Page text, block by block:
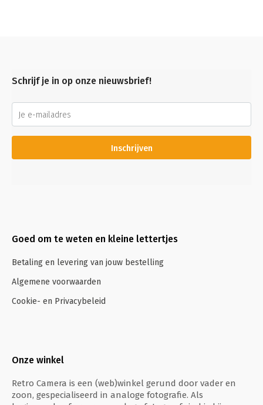
Schrijf je in op onze nieuwsbrief!
Inschrijven
Goed om te weten en kleine lettertjes
Betaling en levering van jouw bestelling
Algemene voorwaarden
Cookie- en Privacybeleid
Onze winkel
Retro Camera is een (web)winkel gerund door vader en
zoon, gespecialiseerd in analoge fotografie. Als